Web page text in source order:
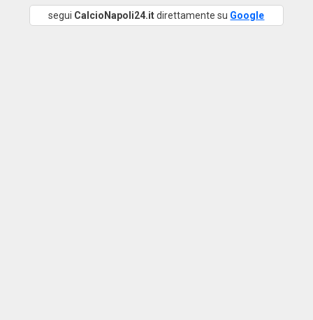
segui CalcioNapoli24.itdirettamente su Google